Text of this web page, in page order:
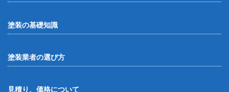
塗装の基礎知識
塗装業者の選び方
見積り、価格について